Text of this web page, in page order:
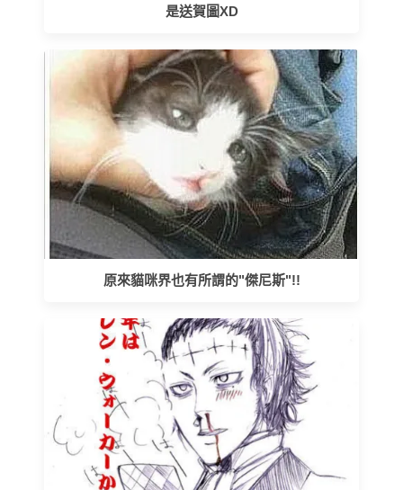
是送賀圖XD
原來貓咪界也有所謂的"傑尼斯"!!